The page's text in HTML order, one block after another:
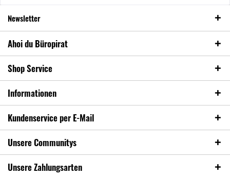
Newsletter
Ahoi du Büropirat
Shop Service
Informationen
Kundenservice per E-Mail
Unsere Communitys
Unsere Zahlungsarten